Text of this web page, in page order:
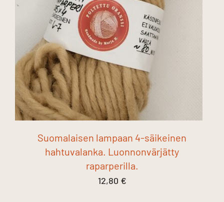
Suomalaisen lampaan 4-säikeinen
hahtuvalanka. Luonnonvärjätty
raparperilla.
12,80 €